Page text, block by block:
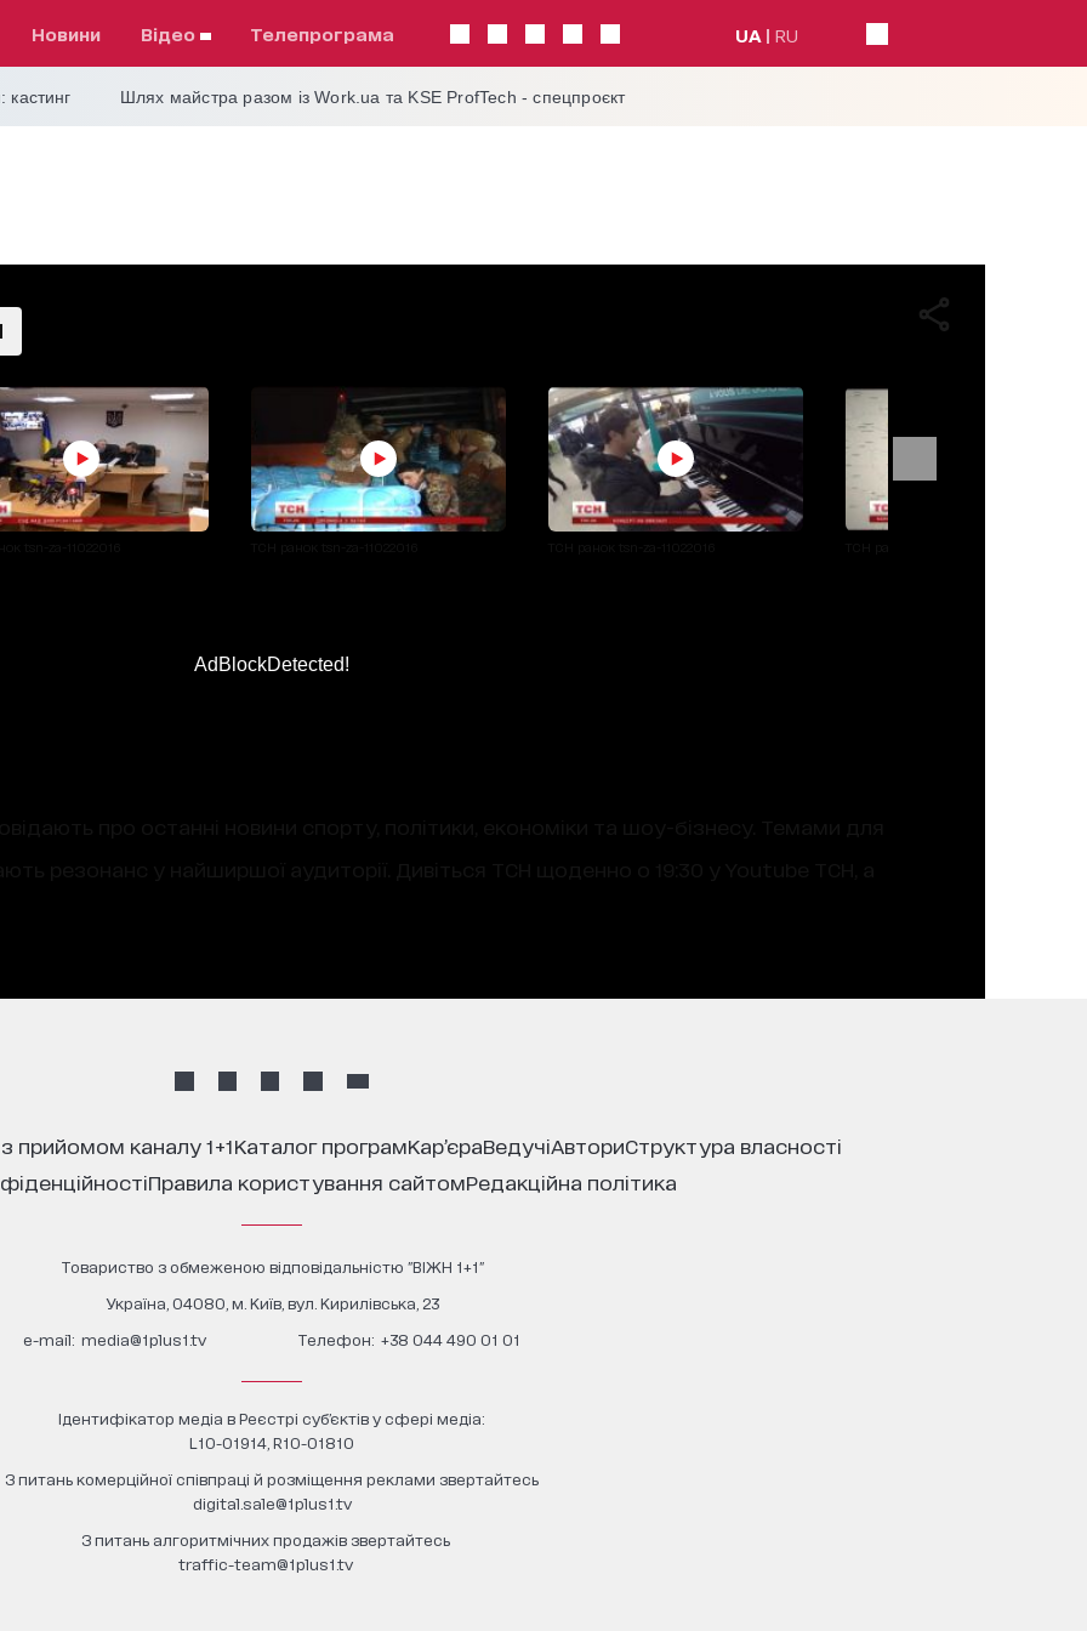
Новини відео телепрограма UA RU
кастинг Шлях майстра разом із Work.ua та KSE ProfTech - спецпроєкт
AdBlockDetected!
прийомом каналу 1+1 каталог програм кар’єра ведучі автори
структура власності
правила користування сайтом редакційна політика
Товариство з обмеженою відповідальністю "ВІЖН 1+1"
Україна, 04080, м. Київ, вул. Кирилівська, 23
е-mail: media@1plus1.tv Телефон: +38 044 490 01 01
Ідентифікатор медіа в Реєстрі суб’єктів у сфері медіа:
L10-01914, R10-01810
З питань комерційної співпраці й розміщення реклами звертайтесь
digital.sale@1plus1.tv
З питань алгоритмічних продажів звертайтесь
traffic-team@1plus1.tv